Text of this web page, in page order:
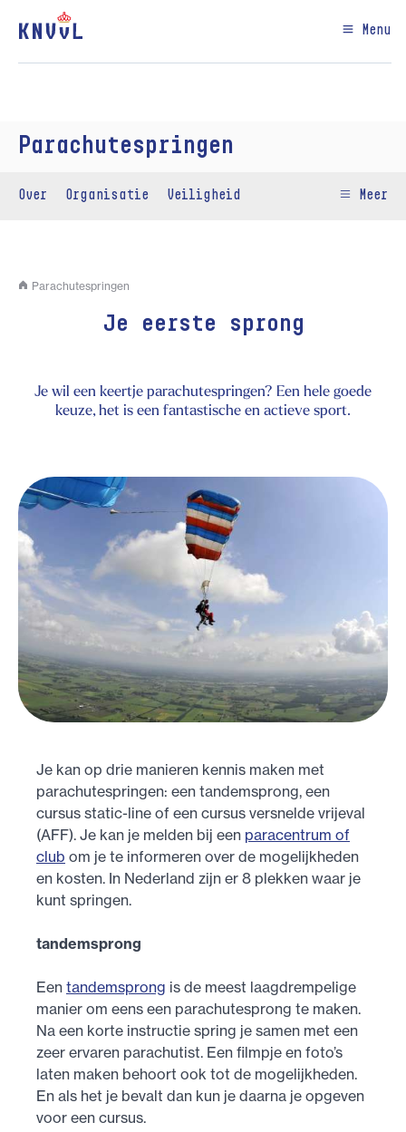
Menu
Parachutespringen
Over Organisatie Veiligheid Meer
Parachutespringen
Je eerste sprong
Je wil een keertje parachutespringen? Een hele goede
keuze, het is een fantastische en actieve sport.
Je kan op drie manieren kennis maken met
parachutespringen: een tandemsprong, een
cursus static-line of een cursus versnelde vrijeval
(AFF). Je kan je melden bij een paracentrum of
club om je te informeren over de mogelijkheden
en kosten. In Nederland zijn er 8 plekken waar je
kunt springen.
tandemsprong
Een tandemsprong is de meest laagdrempelige
manier om eens een parachutesprong te maken.
Na een korte instructie spring je samen met een
zeer ervaren parachutist. Een filmpje en foto’s
laten maken behoort ook tot de mogelijkheden.
En als het je bevalt dan kun je daarna je opgeven
voor een cursus.